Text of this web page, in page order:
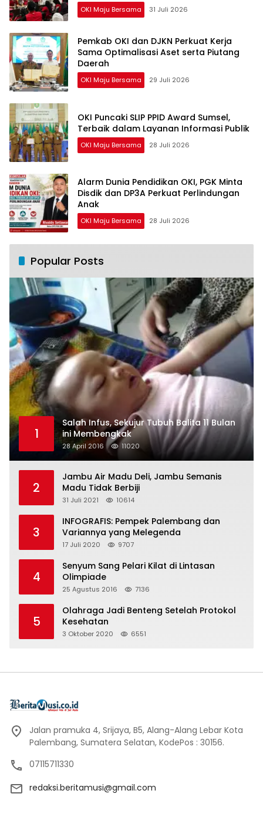
OKI Maju Bersama 31 Juli 2026
Pemkab OKI dan DJKN Perkuat Kerja
Sama Optimalisasi Aset serta Piutang
Daerah
OKI Maju Bersama 29 Juli 2026
OKI Puncaki SLIP PPID Award Sumsel,
Terbaik dalam Layanan Informasi Publik
OKI Maju Bersama 28 Juli 2026
Alarm Dunia Pendidikan OKI, PGK Minta
Disdik dan DP3A Perkuat Perlindungan
Anak
OKI Maju Bersama 28 Juli 2026
Popular Posts
1
Salah Infus, Sekujur Tubuh Balita 11 Bulan
ini Membengkak
28 April 2016 11020
2
Jambu Air Madu Deli, Jambu Semanis
Madu Tidak Berbiji
31 Juli 2021 10614
3
INFOGRAFIS: Pempek Palembang dan
Variannya yang Melegenda
17 Juli 2020 9707
4
Senyum Sang Pelari Kilat di Lintasan
Olimpiade
25 Agustus 2016 7136
5
Olahraga Jadi Benteng Setelah Protokol
Kesehatan
3 Oktober 2020 6551
Jalan pramuka 4, Srijaya, B5, Alang-Alang Lebar Kota
Palembang, Sumatera Selatan, KodePos : 30156.
07115711330
redaksi.beritamusi@gmail.com